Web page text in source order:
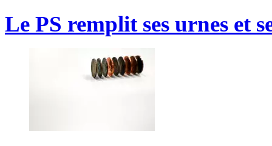
Le PS remplit ses urnes et